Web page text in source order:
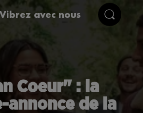
Vibrez avec nous
Coeur" : la
annonce de la